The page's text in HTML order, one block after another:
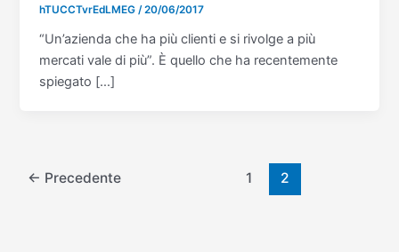
hTUCCTvrEdLMEG /20/06/2017
“Un’azienda che ha più clienti e si rivolge a più
mercati vale di più”. È quello che ha recentemente
spiegato […]
← Precedente 1 2